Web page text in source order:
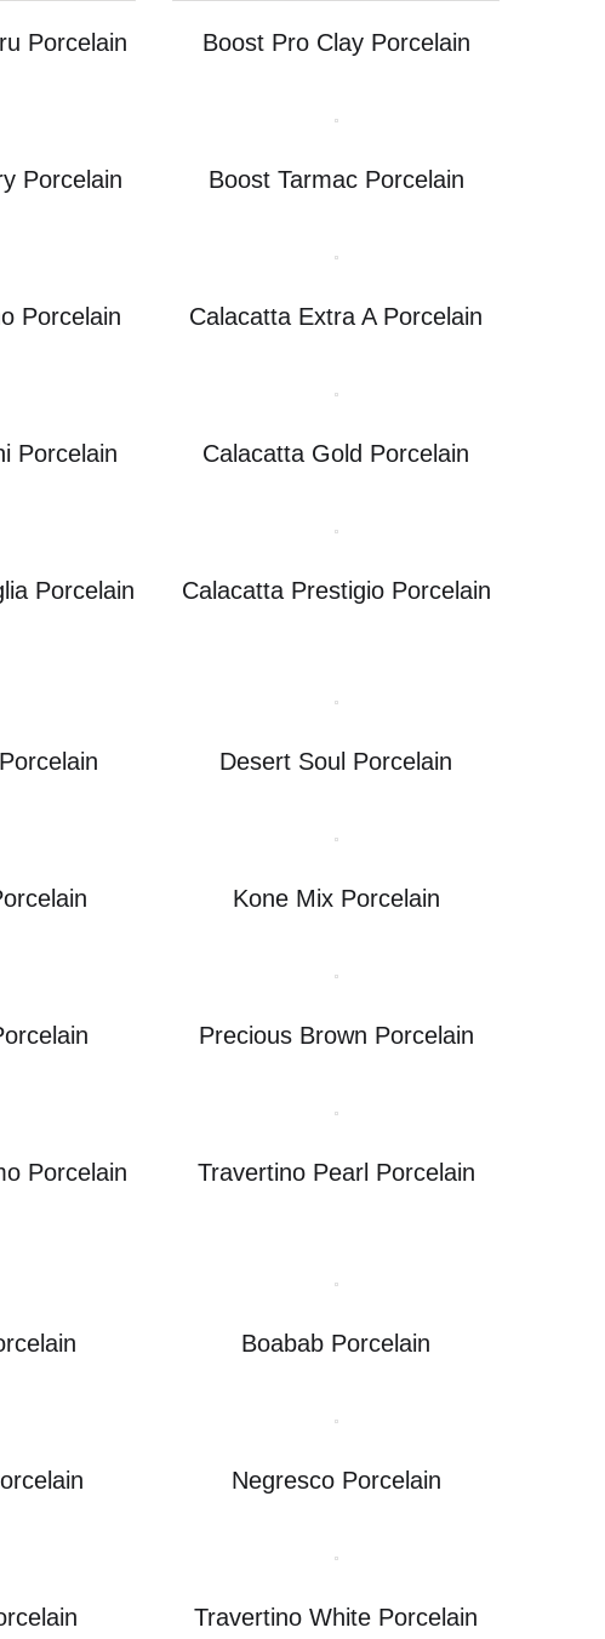
Porcelain Boost Pro Clay Porcelain
Porcelain Boost Tarmac Porcelain
Porcelain Calacatta Extra A Porcelain
Porcelain Calacatta Gold Porcelain
Porcelain Calacatta Prestigio Porcelain
Desert Soul Porcelain
Kone Mix Porcelain
Precious Brown Porcelain
Porcelain Travertino Pearl Porcelain
Boabab Porcelain
Negresco Porcelain
Travertino White Porcelain